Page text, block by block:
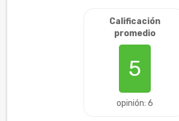
Calificación
promedio
5
opinión: 6